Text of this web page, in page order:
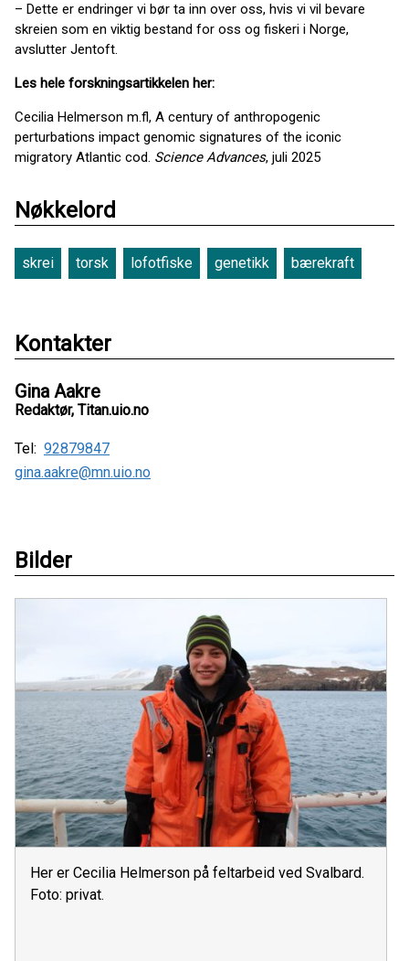
– Dette er endringer vi bør ta inn over oss, hvis vi vil bevare
skreien som en viktig bestand for oss og fiskeri i Norge,
avslutter Jentoft.
Les hele forskningsartikkelen her:
Cecilia Helmerson m.fl, A century of anthropogenic
perturbations impact genomic signatures of the iconic
migratory Atlantic cod. Science Advances, juli 2025
Nøkkelord
skrei torsk lofotfiske genetikk bærekraft
Kontakter
Gina Aakre
Redaktør, Titan.uio.no
Tel: 92879847
gina.aakre@mn.uio.no
Bilder
Her er Cecilia Helmerson på feltarbeid ved Svalbard.
Foto: privat.